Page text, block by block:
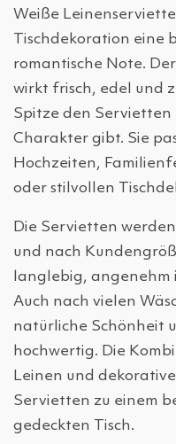
Weiße
Tischdekoration eine
romantische Note.
wirkt frisch, edel und
Spitze den
Charakter gibt. Sie
Hochzeiten,
oder stilvollen
Die Servietten
und nach
langlebig,
Auch nach vielen
natürliche Schönheit
hochwertig. Die
Leinen und
Servietten zu einem
gedeckten Tisch.